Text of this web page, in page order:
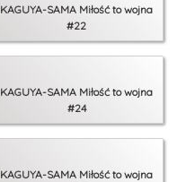
KAGUYA-SAMA Miłość to wojna
#22
KAGUYA-SAMA Miłość to wojna
#24
KAGUYA-SAMA Miłość to wojna